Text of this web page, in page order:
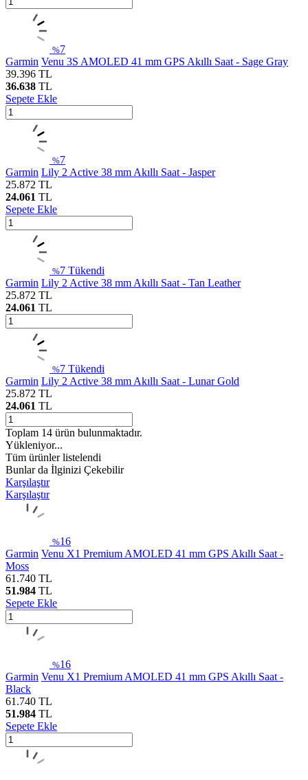
%7
Garmin Venu 3S AMOLED 41 mm GPS Akıllı Saat - Sage Gray
39.396 TL
36.638 TL
Sepete Ekle
%7
Garmin Lily 2 Active 38 mm Akıllı Saat - Jasper
25.872 TL
24.061 TL
Sepete Ekle
%7 Tükendi
Garmin Lily 2 Active 38 mm Akıllı Saat - Tan Leather
25.872 TL
24.061 TL
%7 Tükendi
Garmin Lily 2 Active 38 mm Akıllı Saat - Lunar Gold
25.872 TL
24.061 TL
Toplam 14 ürün bulunmaktadır.
Yükleniyor...
Tüm ürünler listelendi
Bunlar da İlginizi Çekebilir
Karşılaştır
Karşılaştır
%16
Garmin Venu X1 Premium AMOLED 41 mm GPS Akıllı Saat -
Moss
61.740 TL
51.984 TL
Sepete Ekle
%16
Garmin Venu X1 Premium AMOLED 41 mm GPS Akıllı Saat -
Black
61.740 TL
51.984 TL
Sepete Ekle